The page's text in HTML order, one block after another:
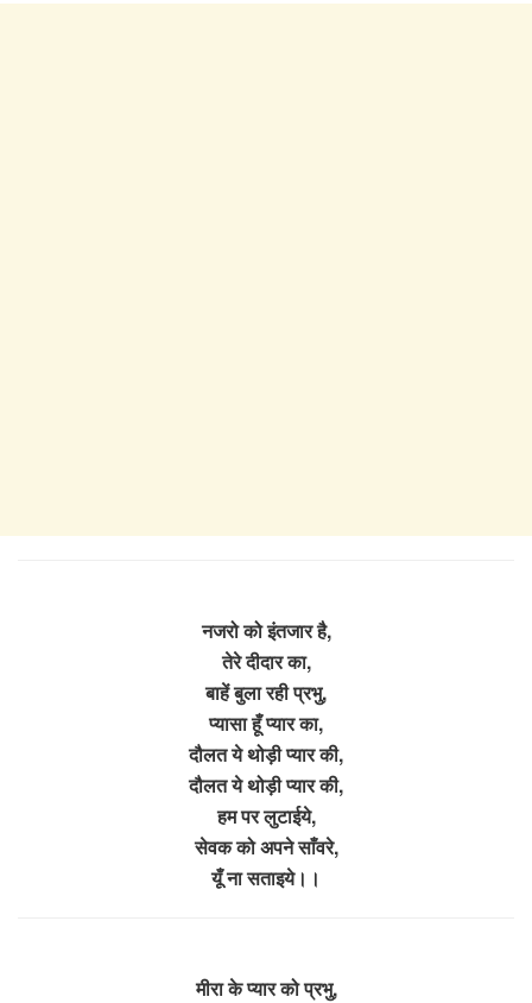
नजरो को इंतजार है,
तेरे दीदार का,
बाहें बुला रही प्रभु,
प्यासा हूँ प्यार का,
दौलत ये थोड़ी प्यार की,
दौलत ये थोड़ी प्यार की,
हम पर लुटाईये,
सेवक को अपने साँवरे,
यूँ ना सताइये।।
मीरा के प्यार को प्रभु,